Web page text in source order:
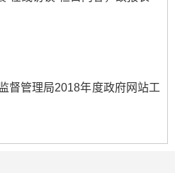
督管理局2018年度政府网站工